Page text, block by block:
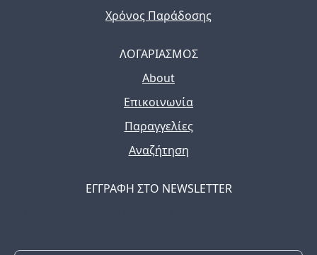
Χρόνος Παράδοσης
ΛΟΓΑΡΙΑΣΜΟΣ
About
Επικοινωνία
Παραγγελίες
Αναζήτηση
ΕΓΓΡΑΦΗ ΣΤΟ NEWSLETTER